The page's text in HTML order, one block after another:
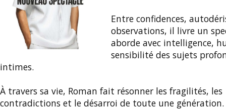
Entre confidences,
observations, il livre un
aborde avec intelligence,
sensibilité des sujets
intimes.
À travers sa vie, Roman fait résonner les fragilités, les
contradictions et le désarroi de toute une génération.